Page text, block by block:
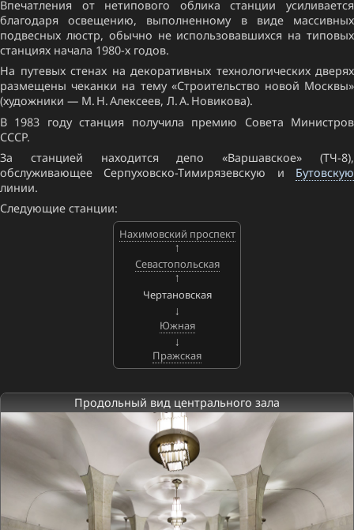
Впечатления от нетипового облика станции усиливается
благодаря освещению, выполненному в виде массивных
подвесных люстр, обычно не использовавшихся на типовых
станциях начала 1980-х годов.
На путевых стенах на декоративных технологических дверях
размещены чеканки на тему «Строительство новой Москвы»
(художники — М. Н. Алексеев, Л. А. Новикова).
В 1983 году станция получила премию Совета Министров
СССР.
За станцией находится депо «Варшавское» (ТЧ-8),
обслуживающее Серпуховско-Тимирязевскую и Бутовскую
линии.
Следующие станции:
Нахимовский проспект
Севастопольская
Чертановская
Южная
Пражская
Продольный вид центрального зала